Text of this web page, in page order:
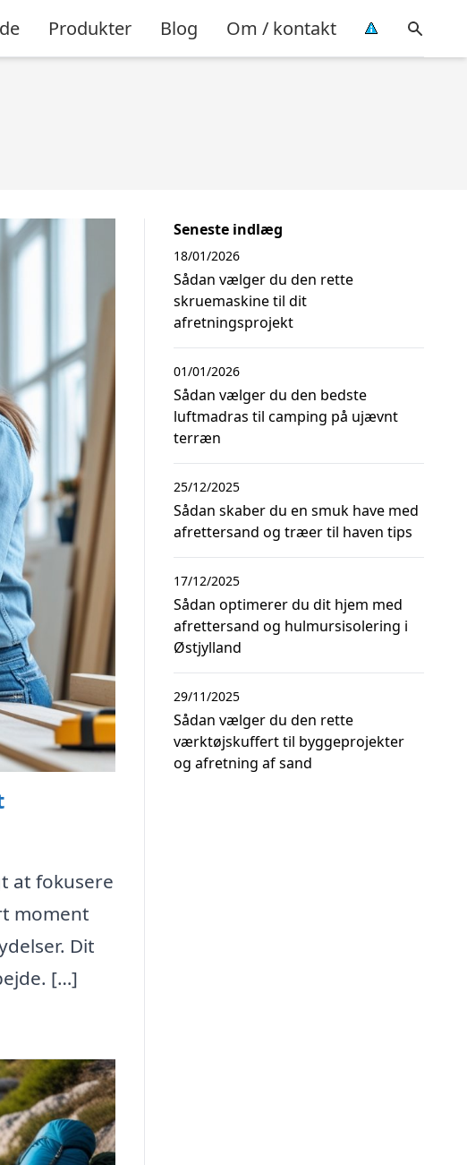
Produkter Blog Om / kontakt
at fokusere
moment
Dit
[…]
Seneste indlæg
Sådan vælger du den rette
skruemaskine til dit
afretningsprojekt
18/01/2026
Sådan vælger du den bedste
luftmadras til camping på ujævnt
terræn
01/01/2026
Sådan skaber du en smuk have med
afrettersand og træer til haven tips
25/12/2025
Sådan optimerer du dit hjem med
afrettersand og hulmursisolering i
Østjylland
17/12/2025
Sådan vælger du den rette
værktøjskuffert til byggeprojekter
og afretning af sand
29/11/2025